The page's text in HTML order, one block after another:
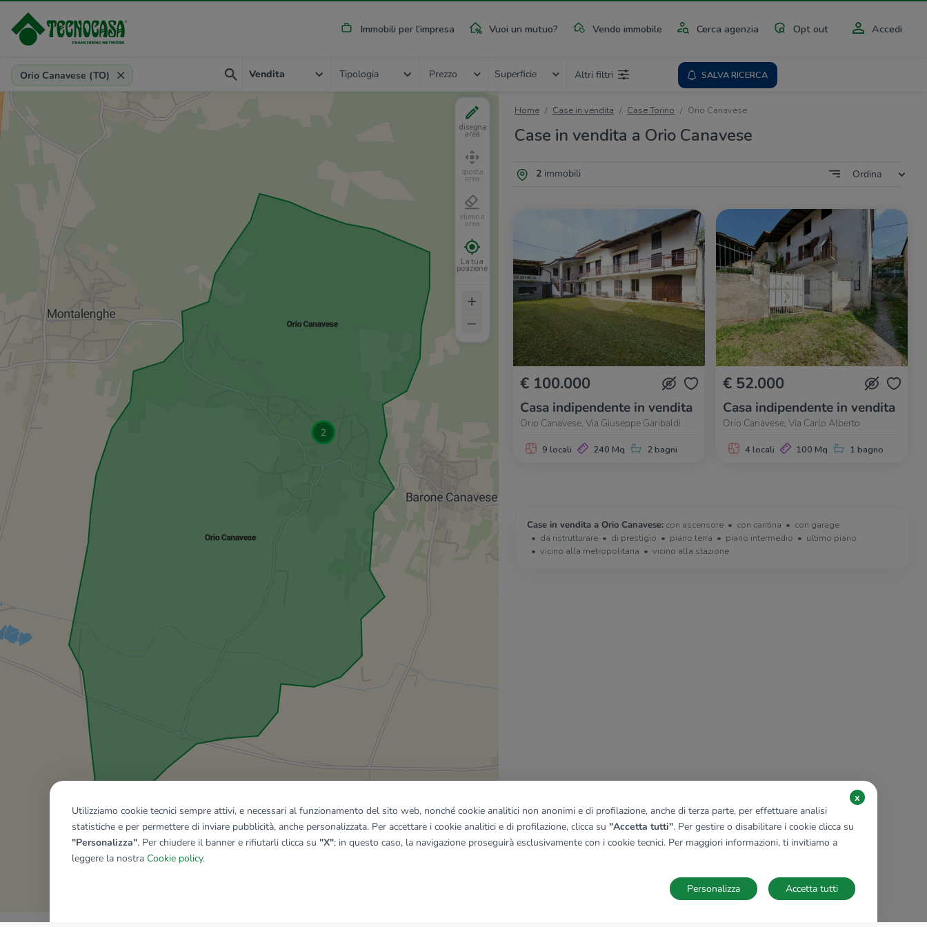
Immobili per l'impresa Vuoi un mutuo? Vendo immobile Cerca agenzia Opt out Accedi
Provincia, comune, zona, riferimento
Orio Canavese (TO) Vendita Tipologia Prezzo Superficie Altri filtri SALVA RICERCA
Home Case in vendita Case Torino Orio Canavese
Case in vendita a Orio Canavese
2immobili Ordina
€ 100.000
Casa indipendente in vendita
Orio Canavese, Via Giuseppe Garibaldi
9 locali 240 Mq 2 bagni
€ 52.000
Casa indipendente in vendita
Orio Canavese, Via Carlo Alberto
4 locali 100 Mq 1 bagno
Case in vendita a Orio Canavese: con ascensore con cantina
con garage
da ristrutturare
di prestigio piano terra piano intermedio
ultimo piano
vicino alla metropolitana
vicino alla stazione
disegna
area
sposta
area
elimina
area
La tua
posizione
+
–
Mostra tutti gli immobili del riquadro
Utilizziamo cookie tecnici sempre attivi, e necessari al funzionamento del sito web, nonché cookie analitici non anonimi e di profilazione, anche di terza parte, per effettuare analisi
statistiche e per permettere di inviare pubblicità, anche personalizzata. Per accettare i cookie analitici e di profilazione, clicca su "Accetta tutti". Per gestire o disabilitare i cookie clicca su
"Personalizza". Per chiudere il banner e rifiutarli clicca su "X"; in questo caso, la navigazione proseguirà esclusivamente con i cookie tecnici. Per maggiori informazioni, ti invitiamo a
leggere la nostra Cookie policy.
x
Accetta tutti
Personalizza